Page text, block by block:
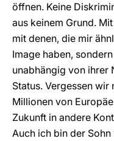
öffnen. Keine
aus keinem Grund.
mit denen, die mir
Image haben,
unabhängig von ihrer
Status. Vergessen
Millionen von
Zukunft in andere
Auch ich bin der